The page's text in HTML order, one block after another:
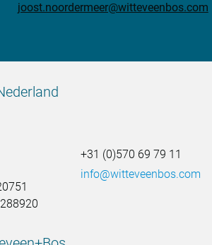
joost.noordermeer@witteveenbos.com
+31 (0)570 69 79 11
info@witteveenbos.com